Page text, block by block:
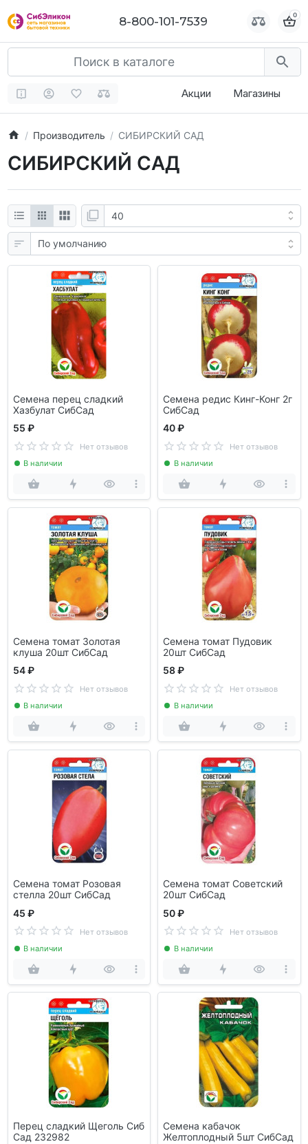
8-800-101-7539 0
Акции Магазины
Производитель СИБИРСКИЙ САД
СИБИРСКИЙ САД
Семена перец сладкий
Хазбулат СибСад
55 ₽
Нет отзывов
В наличии
Семена редис Кинг-Конг 2г
СибСад
40 ₽
Нет отзывов
В наличии
Семена томат Золотая
клуша 20шт СибСад
54 ₽
Нет отзывов
В наличии
Семена томат Пудовик
20шт СибСад
58 ₽
Нет отзывов
В наличии
Семена томат Розовая
стелла 20шт СибСад
45 ₽
Нет отзывов
В наличии
Семена томат Советский
20шт СибСад
50 ₽
Нет отзывов
В наличии
Перец сладкий Щеголь Сиб
Сад 232982
Семена кабачок
Желтоплодный 5шт СибСад
8-800-101-7539 0